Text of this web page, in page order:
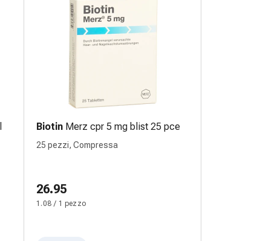
Biotin Merz cpr 5 mg blist 25 pce
25 pezzi, Compressa
26.95
1.08 / 1 pezzo